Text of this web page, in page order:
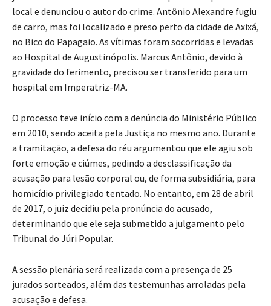
local e denunciou o autor do crime. Antônio Alexandre fugiu
de carro, mas foi localizado e preso perto da cidade de Axixá,
no Bico do Papagaio. As vítimas foram socorridas e levadas
ao Hospital de Augustinópolis. Marcus Antônio, devido à
gravidade do ferimento, precisou ser transferido para um
hospital em Imperatriz-MA.
O processo teve início com a denúncia do Ministério Público
em 2010, sendo aceita pela Justiça no mesmo ano. Durante
a tramitação, a defesa do réu argumentou que ele agiu sob
forte emoção e ciúmes, pedindo a desclassificação da
acusação para lesão corporal ou, de forma subsidiária, para
homicídio privilegiado tentado. No entanto, em 28 de abril
de 2017, o juiz decidiu pela pronúncia do acusado,
determinando que ele seja submetido a julgamento pelo
Tribunal do Júri Popular.
A sessão plenária será realizada com a presença de 25
jurados sorteados, além das testemunhas arroladas pela
acusação e defesa.